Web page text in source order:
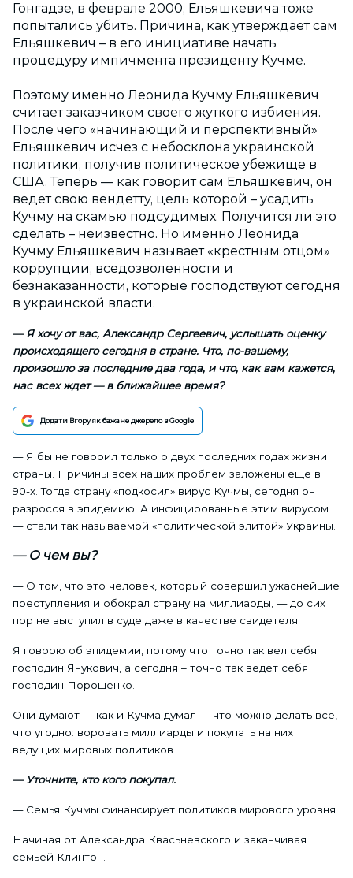
Гонгадзе, в феврале 2000, Ельяшкевича тоже
попытались убить. Причина, как утверждает сам
Ельяшкевич – в его инициативе начать
процедуру импичмента президенту Кучме.
Поэтому именно Леонида Кучму Ельяшкевич
считает заказчиком своего жуткого избиения.
После чего «начинающий и перспективный»
Ельяшкевич исчез с небосклона украинской
политики, получив политическое убежище в
США. Теперь — как говорит сам Ельяшкевич, он
ведет свою вендетту, цель которой – усадить
Кучму на скамью подсудимых. Получится ли это
сделать – неизвестно. Но именно Леонида
Кучму Ельяшкевич называет «крестным отцом»
коррупции, вседозволенности и
безнаказанности, которые господствуют сегодня
в украинской власти.
— Я хочу от вас, Александр Сергеевич, услышать оценку
происходящего сегодня в стране. Что, по-вашему,
произошло за последние два года, и что, как вам кажется,
нас всех ждет — в ближайшее время?
Додати Вгору як бажане джерело в Google
— Я бы не говорил только о двух последних годах жизни
страны. Причины всех наших проблем заложены еще в
90-х. Тогда страну «подкосил» вирус Кучмы, сегодня он
разросся в эпидемию. А инфицированные этим вирусом
— стали так называемой «политической элитой» Украины.
— О чем вы?
— О том, что это человек, который совершил ужаснейшие
преступления и обокрал страну на миллиарды, — до сих
пор не выступил в суде даже в качестве свидетеля.
Я говорю об эпидемии, потому что точно так вел себя
господин Янукович, а сегодня – точно так ведет себя
господин Порошенко.
Они думают — как и Кучма думал — что можно делать все,
что угодно: воровать миллиарды и покупать на них
ведущих мировых политиков.
— Уточните, кто кого покупал.
— Семья Кучмы финансирует политиков мирового уровня.
Начиная от Александра Квасьневского и заканчивая
семьей Клинтон.